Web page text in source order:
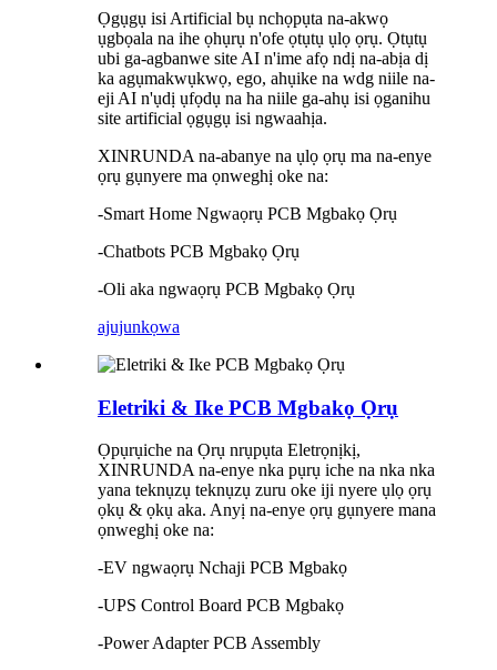
Ọgụgụ isi Artificial bụ nchọpụta na-akwọ
ụgbọala na ihe ọhụrụ n'ofe ọtụtụ ụlọ ọrụ. Ọtụtụ
ubi ga-agbanwe site AI n'ime afọ ndị na-abịa dị
ka agụmakwụkwọ, ego, ahụike na wdg niile na-
eji AI n'ụdị ụfọdụ na ha niile ga-ahụ isi ọganihu
site artificial ọgụgụ isi ngwaahịa.
XINRUNDA na-abanye na ụlọ ọrụ ma na-enye
ọrụ gụnyere ma ọnweghị oke na:
-Smart Home Ngwaọrụ PCB Mgbakọ Ọrụ
-Chatbots PCB Mgbakọ Ọrụ
-Oli aka ngwaọrụ PCB Mgbakọ Ọrụ
ajujunkọwa
Eletriki & Ike PCB Mgbakọ Ọrụ
Ọpụrụiche na Ọrụ nrụpụta Eletrọnịkị,
XINRUNDA na-enye nka pụrụ iche na nka nka
yana teknụzụ teknụzụ zuru oke iji nyere ụlọ ọrụ
ọkụ & ọkụ aka. Anyị na-enye ọrụ gụnyere mana
ọnweghị oke na:
-EV ngwaọrụ Nchaji PCB Mgbakọ
-UPS Control Board PCB Mgbakọ
-Power Adapter PCB Assembly